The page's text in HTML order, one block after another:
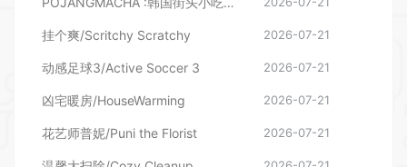
凶宅暖房/HouseWarming 2026-07-21
花艺师普妮/Puni the Florist 2026-07-21
温馨大扫除/Cozy Cleanup 2026-07-21
原子之心完全版 2026-07-21